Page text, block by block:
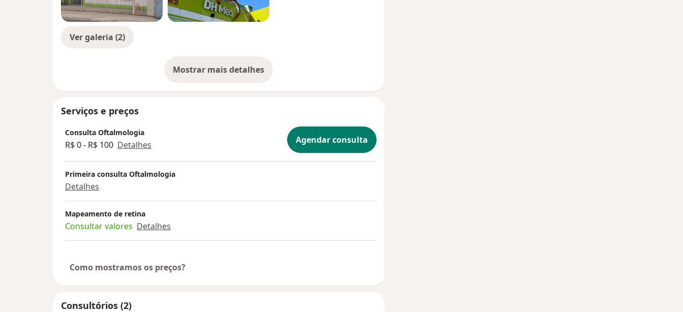
Ver galeria (2)
Mostrar mais detalhes
sobre a experiência
Serviços e preços
Consulta Oftalmologia
R$ 0 - R$ 100 Detalhes Agendar consulta
Primeira consulta Oftalmologia
Detalhes
Mapeamento de retina
Consultar valores Detalhes
Como mostramos os preços?
Consultórios (2)